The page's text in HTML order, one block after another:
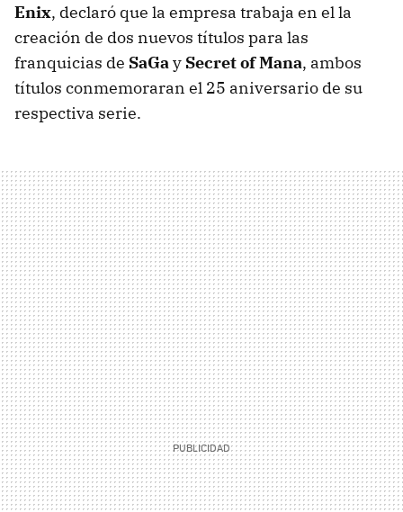
Enix, declaró que la empresa trabaja en el la
creación de dos nuevos títulos para las
franquicias de SaGay Secret of Mana, ambos
títulos conmemoraran el 25 aniversario de su
respectiva serie.